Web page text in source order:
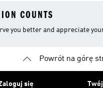
COUNTS
you better and appreciate
Powrót na górę
się